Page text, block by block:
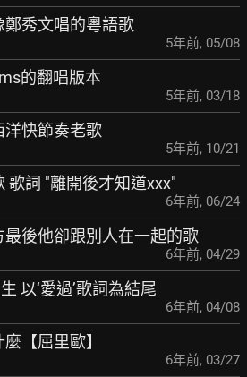
鄭秀文唱的粵語歌
5年前, 05/08
的翻唱版本
5年前, 03/18
洋快節奏老歌
5年前, 10/21
歌詞 "離開後才知道xxx"
6年前, 06/24
最後他卻跟別人在一起的歌
6年前, 04/29
以‘愛過’歌詞為結尾
6年前, 04/08
【屈里歐】
6年前, 03/27